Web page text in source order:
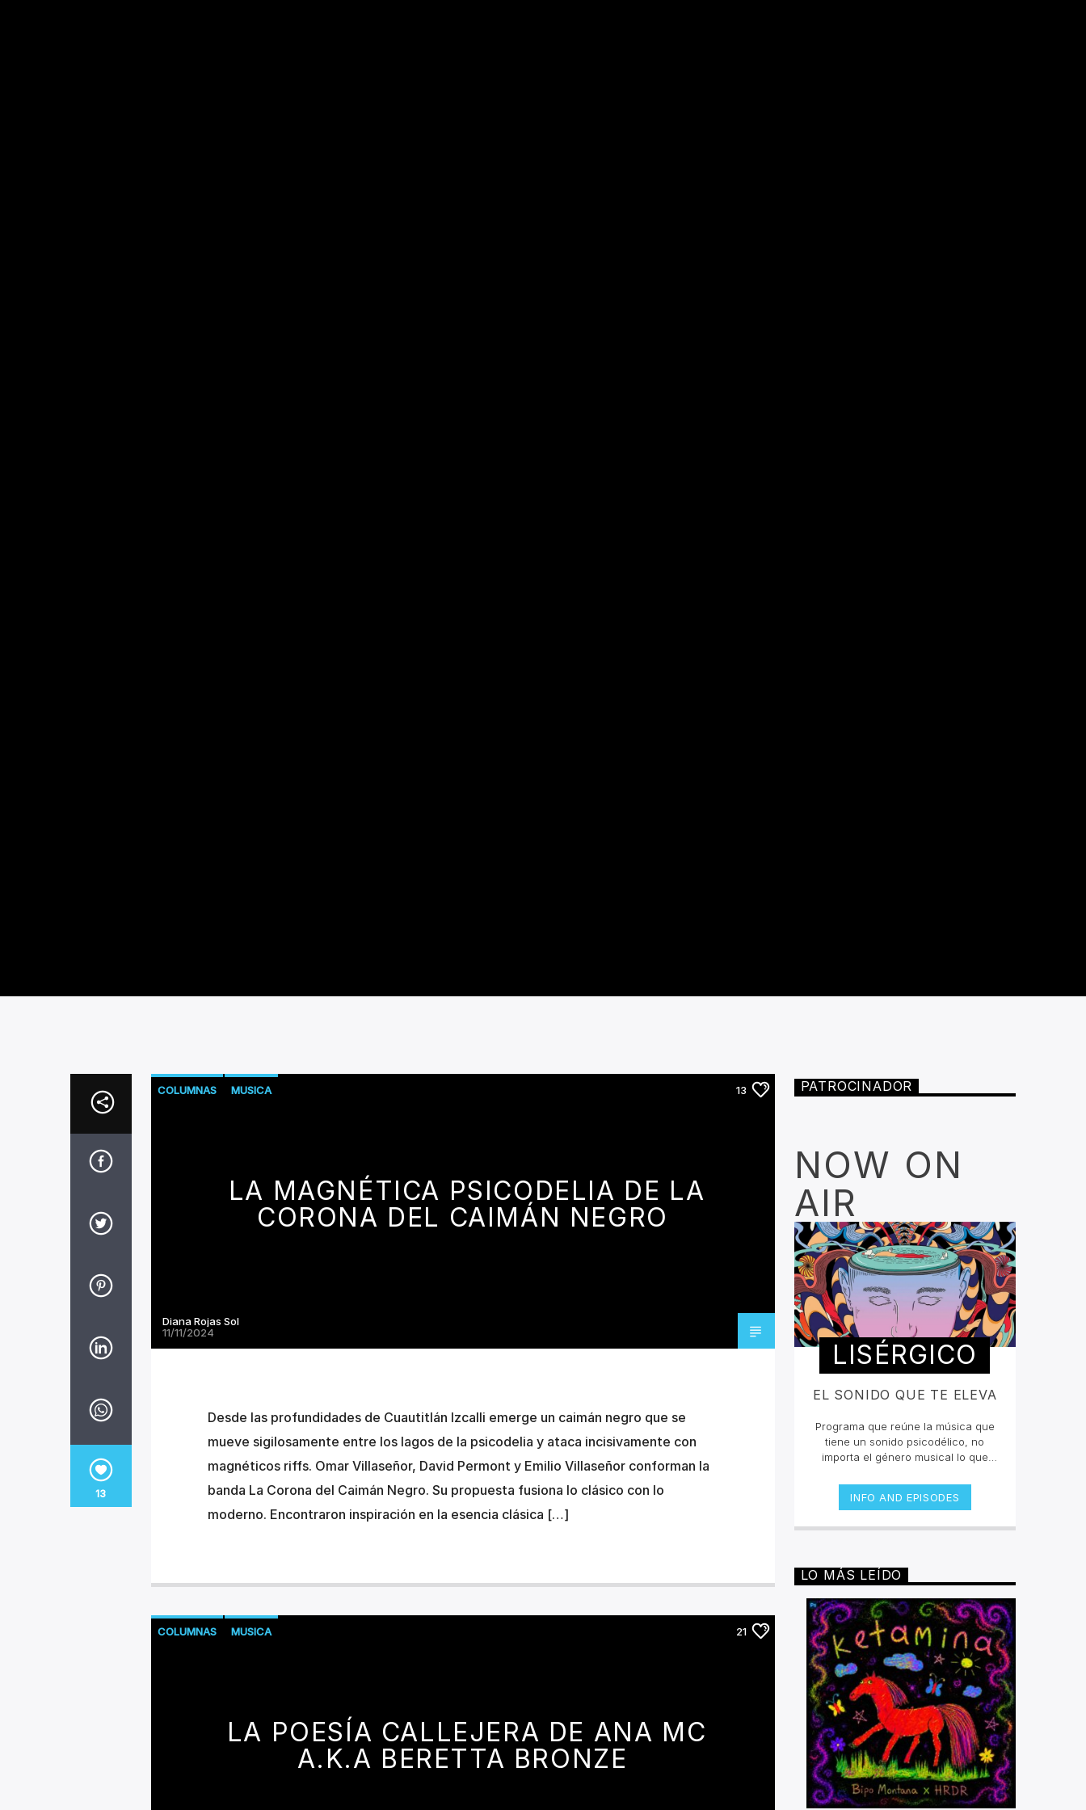
13
COLUMNAS MUSICA 13
LA MAGNÉTICA PSICODELIA DE LA
CORONA DEL CAIMÁN NEGRO
Diana Rojas Sol
11/11/2024
Desde las profundidades de Cuautitlán Izcalli emerge un caimán negro que se
mueve sigilosamente entre los lagos de la psicodelia y ataca incisivamente con
magnéticos riffs. Omar Villaseñor, David Permont y Emilio Villaseñor conforman la
banda La Corona del Caimán Negro. Su propuesta fusiona lo clásico con lo
moderno. Encontraron inspiración en la esencia clásica […]
COLUMNAS MUSICA 21
LA POESÍA CALLEJERA DE ANA MC
A.K.A BERETTA BRONZE
PATROCINADOR
NOW ON
AIR
LISÉRGICO
EL SONIDO QUE TE ELEVA
Programa que reúne la música que
tiene un sonido psicodélico, no
importa el género musical lo que
canciones que te eleven y te hagan
sentir en un viaje sensorial. La
López e invitados que nos
a 2pm por invencible.net
INFO AND EPISODES
LO MÁS LEÍDO